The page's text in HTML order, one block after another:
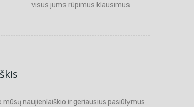
visus jums rūpimus klausimus.
mūsų naujienlaiškio ir geriausius pasiūlymus